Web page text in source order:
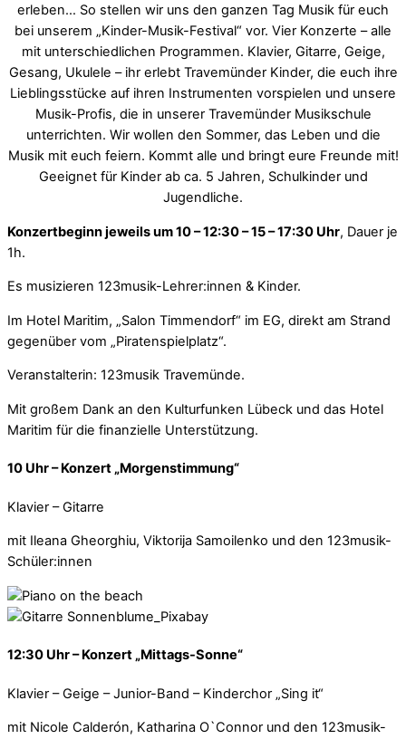
erleben… So stellen wir uns den ganzen Tag Musik für euch
bei unserem „Kinder-Musik-Festival“ vor. Vier Konzerte – alle
mit unterschiedlichen Programmen. Klavier, Gitarre, Geige,
Gesang, Ukulele – ihr erlebt Travemünder Kinder, die euch ihre
Lieblingsstücke auf ihren Instrumenten vorspielen und unsere
Musik-Profis, die in unserer Travemünder Musikschule
unterrichten. Wir wollen den Sommer, das Leben und die
Musik mit euch feiern. Kommt alle und bringt eure Freunde mit!
Geeignet für Kinder ab ca. 5 Jahren, Schulkinder und
Jugendliche.
Konzertbeginn jeweils um 10 – 12:30 – 15 – 17:30 Uhr, Dauer je
1h.
Es musizieren 123musik-Lehrer:innen & Kinder.
Im Hotel Maritim, „Salon Timmendorf“ im EG, direkt am Strand
gegenüber vom „Piratenspielplatz“.
Veranstalterin: 123musik Travemünde.
Mit großem Dank an den Kulturfunken Lübeck und das Hotel
Maritim für die finanzielle Unterstützung.
10 Uhr – Konzert „Morgenstimmung“
Klavier – Gitarre
mit Ileana Gheorghiu, Viktorija Samoilenko und den 123musik-
Schüler:innen
12:30 Uhr – Konzert „Mittags-Sonne“
Klavier – Geige – Junior-Band – Kinderchor „Sing it“
mit Nicole Calderón, Katharina O`Connor und den 123musik-